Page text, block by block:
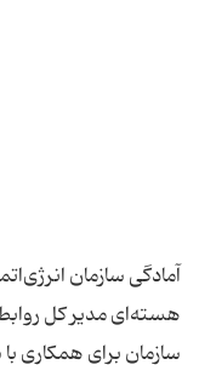
آمادگی سازمان
هسته‌ای مدیر كل
سازمان برای همكاری